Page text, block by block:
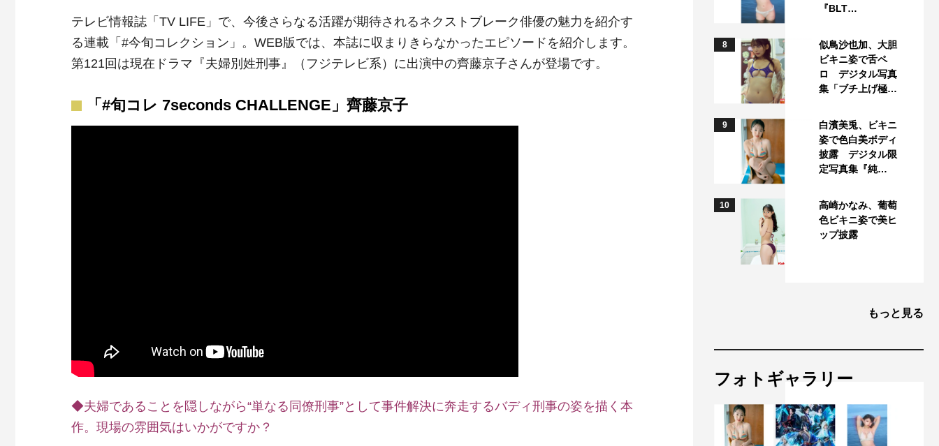
テレビ情報誌「TV LIFE」で、今後さらなる活躍が期待されるネクストブレーク俳優の魅力を紹介す
る連載「#今旬コレクション」。WEB版では、本誌に収まりきらなかったエピソードを紹介します。
第121回は現在ドラマ『夫婦別姓刑事』（フジテレビ系）に出演中の齊藤京子さんが登場です。
「#旬コレ 7seconds CHALLENGE」齊藤京子
◆夫婦であることを隠しながら“単なる同僚刑事”として事件解決に奔走するバディ刑事の姿を描く本
作。現場の雰囲気はいかがですか？
『BLT…
8
似鳥沙也加、大胆
ビキニ姿で舌ペ
ロ デジタル写真
集「ブチ上げ極…
9
白濱美兎、ビキニ
姿で色白美ボディ
披露 デジタル限
定写真集『純…
10
高崎かなみ、葡萄
色ビキニ姿で美ヒ
ップ披露
もっと見る
フォトギャラリー